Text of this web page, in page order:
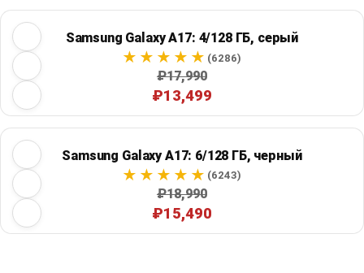
Samsung Galaxy A17: 4/128 ГБ, серый
(6286)
₽17,990
₽13,499
Samsung Galaxy A17: 6/128 ГБ, черный
(6243)
₽18,990
₽15,490